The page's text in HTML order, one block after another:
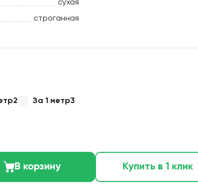
сухая
строганная
За 1 метр3
В корзину Купить в 1 клик